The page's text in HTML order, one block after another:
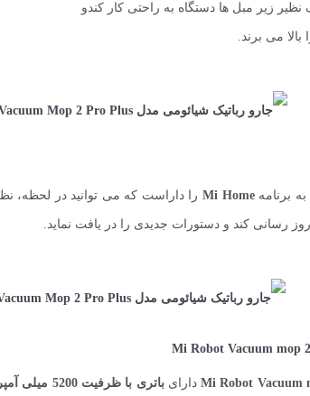
زیر مبل ها دستگاه به راحتی کار کندو
می برند.
به برنامهMi Homeرا داراست که می توانید در لحظه،
روز رسانی کند و دستورات جدیدی را در یافت نماید.
دارایباتری با ظرفیت 5200 میلی آمپر